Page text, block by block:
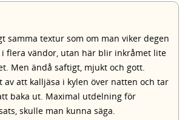
samma textur som om man viker degen
flera vändor, utan här blir inkråmet lite
Men ändå saftigt, mjukt och gott.
av att kalljäsa i kylen över natten och tar
baka ut. Maximal utdelning för
skulle man kunna säga.